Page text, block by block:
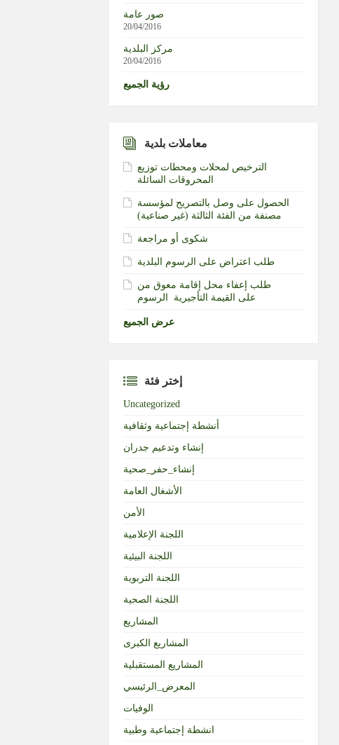
صور عامة
20/04/2016
مركز البلدية
20/04/2016
رؤية الجميع
معاملات بلدية
الترخيص لمحلات ومحطات توزيع
المحروقات السائلة
الحصول على وصل بالتصريح لمؤسسة
مصنفة من الفئة الثالثة (غير صناعية)‏
شكوى أو مراجعة
طلب اعتراض على الرسوم البلدية
طلب إعفاء محل إقامة معوق من
الرسوم‎ ‎على القيمة التأجيرية ‏
عرض الجميع
إختر فئة
Uncategorized
أنشطة إجتماعية وثقافية
إنشاء وتدعيم جدران
إنشاء_حفر_صحية
الأشغال العامة
الأمن
اللجنة الإعلامية
اللجنة البيئية
اللجنة التربوية
اللجنة الصحية
المشاريع
المشاريع الكبرى
المشاريع المستقبلية
المعرض_الرئيسي
الوفيات
انشطة إجتماعية وطبية